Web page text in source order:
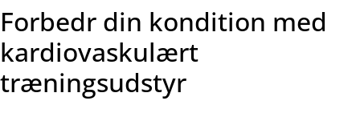
Forbedr din kondition med
kardiovaskulært
træningsudstyr